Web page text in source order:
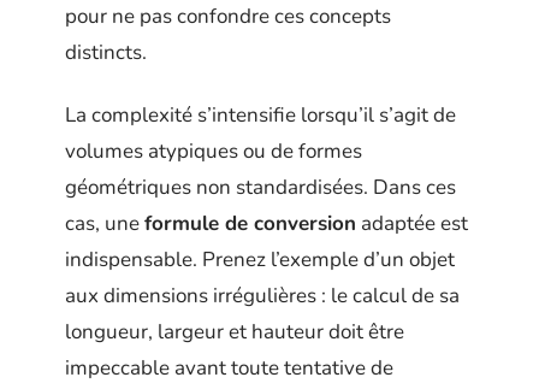
pour ne pas confondre ces concepts
distincts.
La complexité s’intensifie lorsqu’il s’agit de
volumes atypiques ou de formes
géométriques non standardisées. Dans ces
cas, uneformule de conversion adaptée est
indispensable. Prenez l’exemple d’un objet
aux dimensions irrégulières : le calcul de sa
longueur, largeur et hauteur doit être
impeccable avant toute tentative de